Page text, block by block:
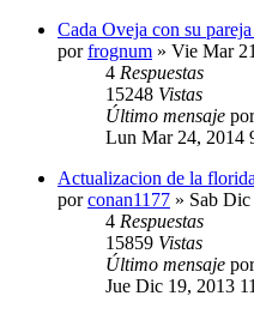
Cada Oveja con su
porfrognum » Vie Mar
4 Respuestas
15248 Vistas
Último mensaje
Lun Mar 24, 2014
Actualizacion de la florida
porconan1177 » Sab
4 Respuestas
15859 Vistas
Último mensaje
Jue Dic 19, 2013